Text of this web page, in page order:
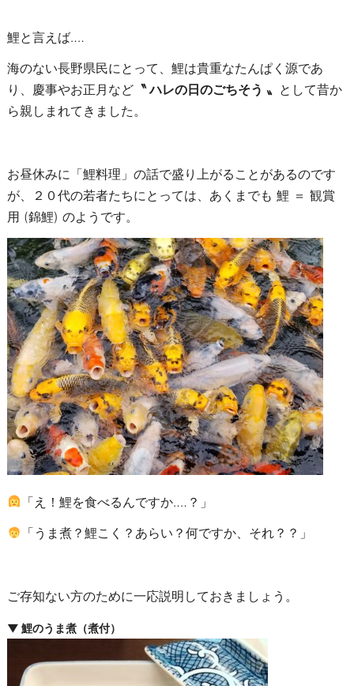
鯉と言えば‥‥
海のない長野県民にとって、鯉は貴重なたんぱく源であ
り、 慶事やお正月など〝 ハレの日のごちそう 〟 として昔か
ら親しまれてきました。
お昼休みに「鯉料理」の話で盛り上がることがあるのです
が、
２０代の若者たちにとっては、あくまでも 鯉 ＝ 観賞
用 (錦鯉) のようです。
「え！鯉を食べるんですか‥‥？」
「うま煮？鯉こく？あらい？何ですか、それ？？」
ご存知ない方のために一応説明しておきましょう。
▼ 鯉のうま煮（煮付）